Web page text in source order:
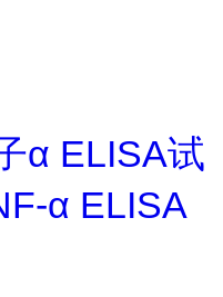
α ELISA试
α ELISA